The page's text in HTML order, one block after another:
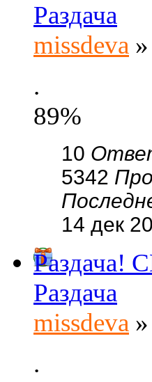
Раздача
missdeva
.
89%
10
5342
14 дек
Раздача!
Раздача
missdeva
.